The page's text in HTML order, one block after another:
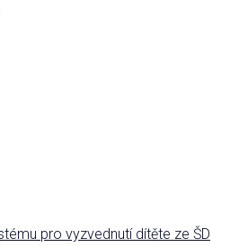
pro vyzvednutí dítěte ze ŠD